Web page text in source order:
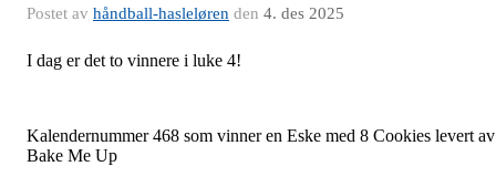
Postet av håndball-hasleløren den 4. des 2025
I dag er det to vinnere i luke 4!
Kalendernummer 468 som vinner en Eske med 8 Cookies levert av
Bake Me Up